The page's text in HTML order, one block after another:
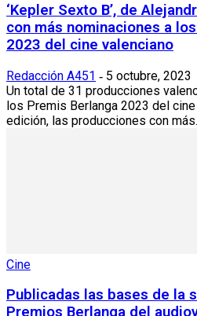
‘Kepler Sexto B’, de
con más nominaciones a
2023 del cine valenciano
Redacción A451 - 5 octubre, 2023
Un total de 31 producciones
los Premis Berlanga 2023 del
edición, las producciones con
Cine
Publicadas las bases de la
Premios Berlanga del